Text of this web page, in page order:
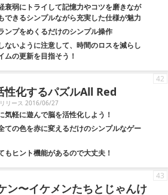
衰弱にトライして記憶力やコツを磨きなが
できるシンプルながら充実した仕様が魅力
ンプをめくるだけのシンプル操作
ないように注意して、時間のロスを減らし
ムの更新を目指そう！
性化するパズルAll Red
リリース 2016/06/27
気軽に遊んで脳を活性化しよう！
ての色を赤に変えるだけのシンプルなゲー
もヒント機能があるので大丈夫！
42
ン〜イケメンたちとじゃんけ
43